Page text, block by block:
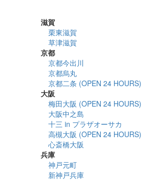
滋賀
栗東滋賀
草津滋賀
京都
京都今出川
京都烏丸
京都二条 (OPEN 24 HOURS)
大阪
梅田大阪 (OPEN 24 HOURS)
大阪中之島
十三 in プラザオーサカ
高槻大阪 (OPEN 24 HOURS)
心斎橋大阪
兵庫
神戸元町
新神戸兵庫